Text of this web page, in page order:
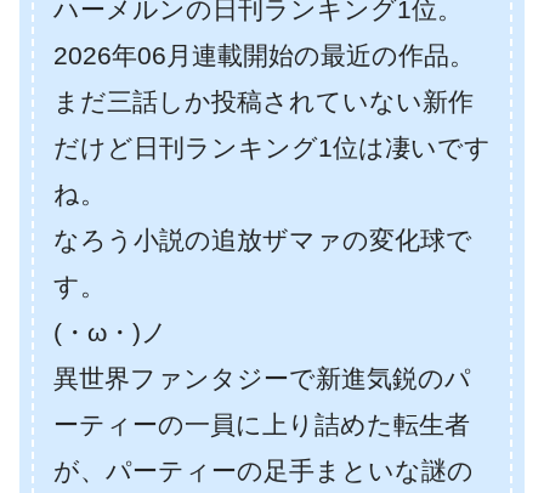
ハーメルンの日刊ランキング1位。
2026年06月連載開始の最近の作品。
まだ三話しか投稿されていない新作
だけど日刊ランキング1位は凄いです
ね。
なろう小説の追放ザマァの変化球で
す。
(・ω・)ノ
異世界ファンタジーで新進気鋭のパ
ーティーの一員に上り詰めた転生者
が、パーティーの足手まといな謎の